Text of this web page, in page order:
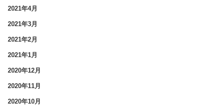
2021年4月
2021年3月
2021年2月
2021年1月
2020年12月
2020年11月
2020年10月